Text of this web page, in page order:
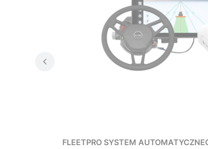
FLEETPRO SYSTEM